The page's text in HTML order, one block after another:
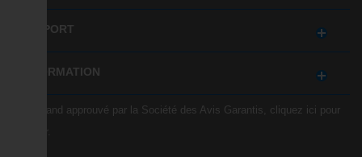
SUPPORT
INFORMATION
Marchand approuvé par la Société des Avis Garantis, cliquez ici pour
.